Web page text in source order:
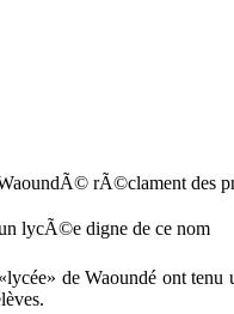
rÃ©clament des
lycÃ©e digne de ce nom
de Waoundé ont tenu